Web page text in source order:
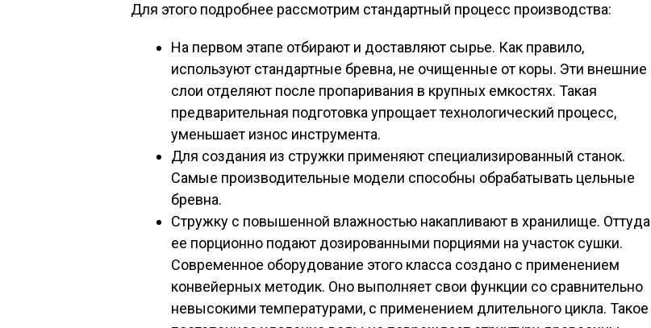
Для этого подробнее рассмотрим стандартный процесс производства:
На первом этапе отбирают и доставляют сырье. Как правило,
используют стандартные бревна, не очищенные от коры. Эти внешние
слои отделяют после пропаривания в крупных емкостях. Такая
предварительная подготовка упрощает технологический процесс,
уменьшает износ инструмента.
Для создания из стружки применяют специализированный станок.
Самые производительные модели способны обрабатывать цельные
бревна.
Стружку с повышенной влажностью накапливают в хранилище. Оттуда
ее порционно подают дозированными порциями на участок сушки.
Современное оборудование этого класса создано с применением
конвейерных методик. Оно выполняет свои функции со сравнительно
невысокими температурами, с применением длительного цикла. Такое